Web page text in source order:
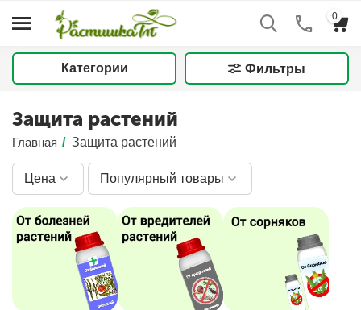
0
Категории Фильтры
Защита растений
Главная / Защита растений
Цена Популярный товары